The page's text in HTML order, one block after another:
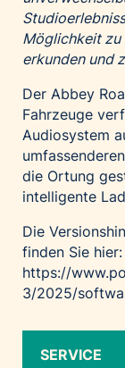
Möglichkeit zu
erkunden und
Der Abbey
Fahrzeuge
Audiosystem
die Ortung
intelligente
Die
finden Sie hier:
https://
3/2025/
SERVICE